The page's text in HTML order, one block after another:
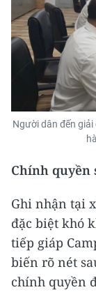
Người dân đến
Chính quyền
Ghi nhận tại
đặc biệt khó
tiếp giáp
biến rõ nét
chính quyền